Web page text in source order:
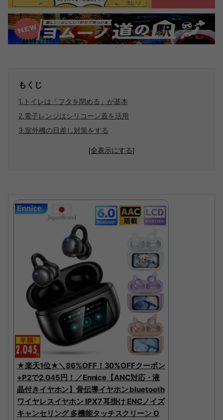
もくじ
1.トイレは「フタを閉める」が基本
2.電子レンジはシリコーン蓋を活用
3.室外機の日差し対策をする
[全表示にする]
★楽天1位★＼86%OFF！30%OFFクーポン
+P2で2,045円！／Ennice【ANC対応・液
晶付きイヤホン】骨伝導イヤホン bluetooth
ワイヤレスイヤホン IPX7 耳掛け ENCノイズ
キャンセリング 多機能タッチスクリーン O